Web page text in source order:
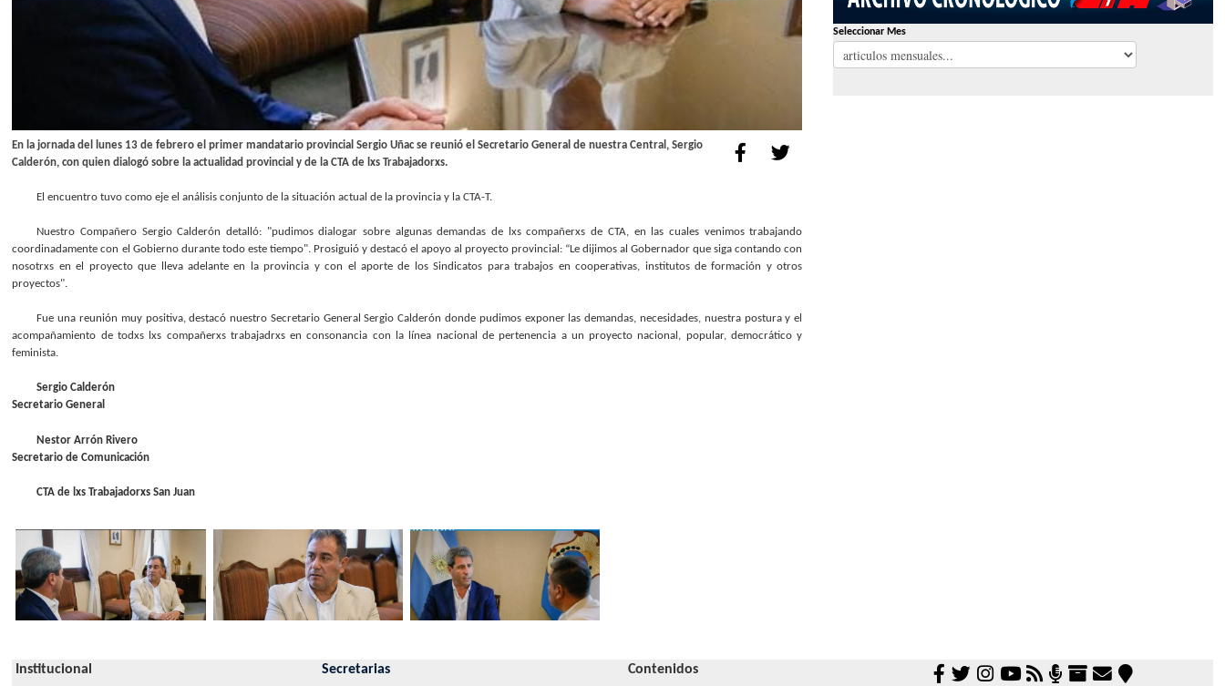
En la jornada del lunes 13 de febrero el primer mandatario provincial Sergio Uñac se reunió el Secretario General de nuestra Central, Sergio
Calderón, con quien dialogó sobre la actualidad provincial y de la CTA de lxs Trabajadorxs.
El encuentro tuvo como eje el análisis conjunto de la situación actual de la provincia y la CTA-T.
Nuestro Compañero Sergio Calderón detalló: "pudimos dialogar sobre algunas demandas de lxs compañerxs de CTA, en las cuales venimos trabajando
coordinadamente con el Gobierno durante todo este tiempo". Prosiguió y destacó el apoyo al proyecto provincial: “Le dijimos al Gobernador que siga contando con
nosotrxs en el proyecto que lleva adelante en la provincia y con el aporte de los Sindicatos para trabajos en cooperativas, institutos de formación y otros
proyectos".
Fue una reunión muy positiva, destacó nuestro Secretario General Sergio Calderón donde pudimos exponer las demandas, necesidades, nuestra postura y el
acompañamiento de todxs lxs compañerxs trabajadrxs en consonancia con la línea nacional de pertenencia a un proyecto nacional, popular, democrático y
feminista.
Sergio Calderón
Secretario General
Nestor Arrón Rivero
Secretario de Comunicación
CTA de lxs Trabajadorxs San Juan
Seleccionar Mes
Institucional Secretarias Contenidos